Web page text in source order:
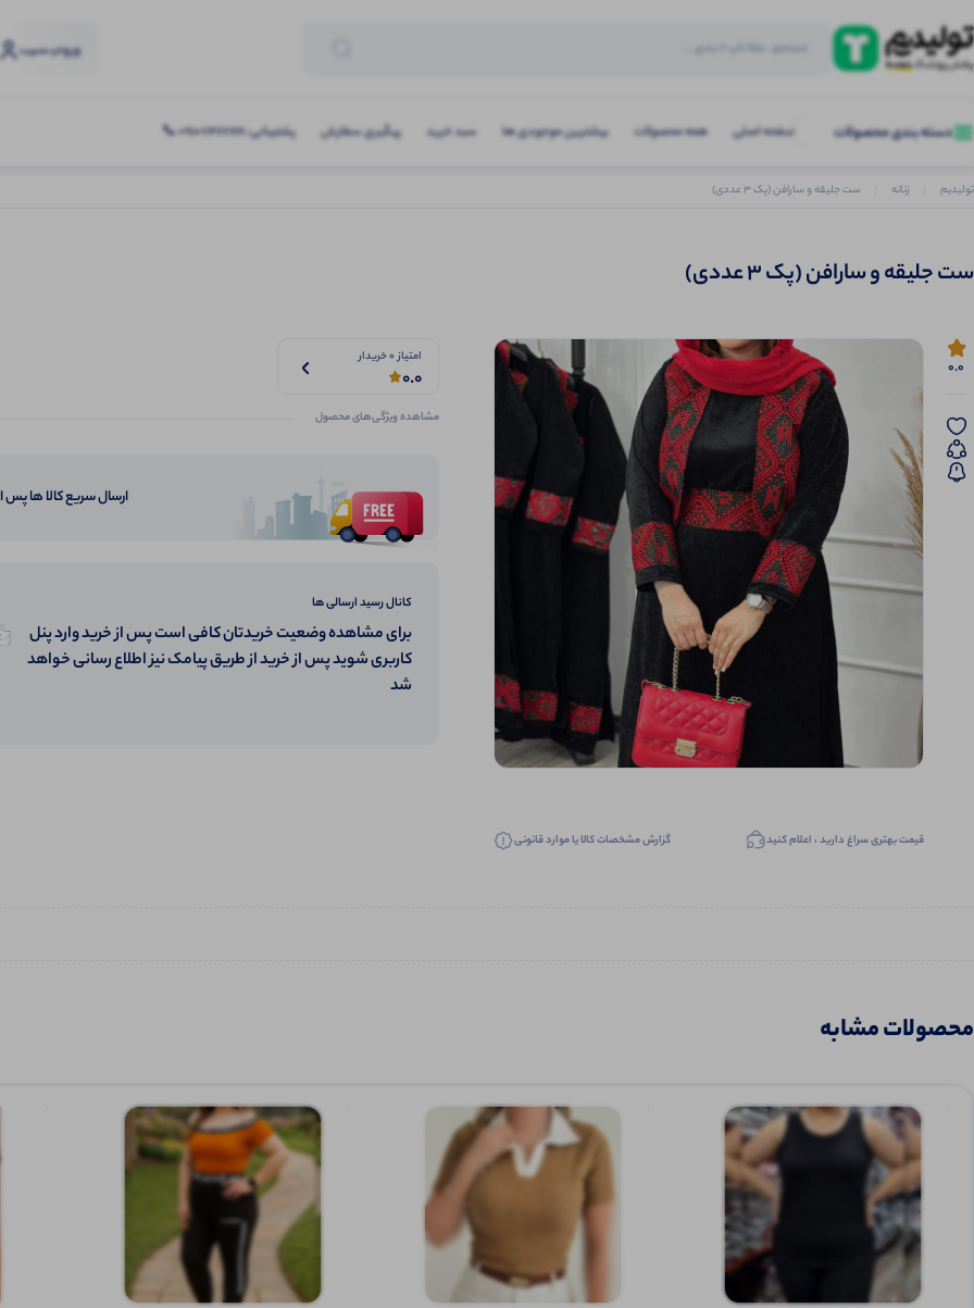
ورودو عضویت
دسته بندی محصولات صفحه اصلی همه محصولات بیشترین موجودی ها سبد خرید پیگیری سفارش پشتیبانی: 09107467619 📞
تولیدیم زنانه ست جلیقه و سارافن (پک 3 عددی)
ست جلیقه و سارافن (پک 3 عددی)
0.0
قیمت بهتری سراغ دارید ، اعلام کنید گزارش مشخصات کالا یا موارد قانونی
امتیاز 0 خریدار
0.0
مشاهده ویژگی‌های محصول
ارسال سریع کالا ها
کانال رسید ارسالی ها
برای مشاهده وضعیت خریدتان کافی است پس از خرید وارد پنل
کاربری شوید پس از خرید از طریق پیامک نیز اطلاع رسانی خواهد
شد
محصولات مشابه